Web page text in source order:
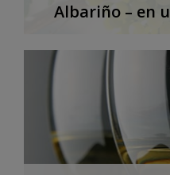
Albariño – en